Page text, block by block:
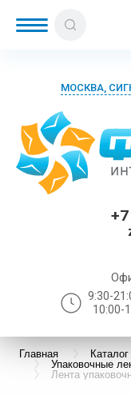
МОСКВА,
9:30-
10:00-
Главная Каталог
Упаковочные
Лента